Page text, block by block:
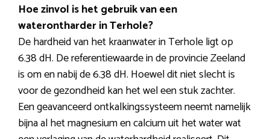
Hoe zinvol is het gebruik van een
waterontharder in Terhole?
De hardheid van het kraanwater in Terhole ligt op
6.38 dH. De referentiewaarde in de provincie Zeeland
is om en nabij de 6.38 dH. Hoewel dit niet slecht is
voor de gezondheid kan het wel een stuk zachter.
Een geavanceerd ontkalkingssysteem neemt namelijk
bijna al het magnesium en calcium uit het water wat